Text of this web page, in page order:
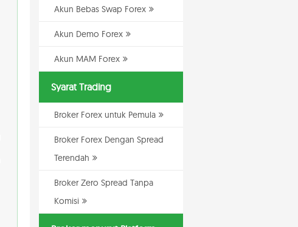
Akun Bebas Swap Forex
Akun Demo Forex
Akun MAM Forex
Syarat Trading
Broker Forex untuk Pemula
Broker Forex Dengan Spread
Terendah
Broker Zero Spread Tanpa
Komisi